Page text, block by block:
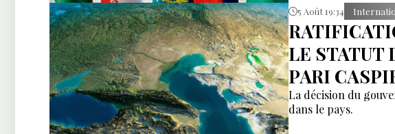
5 Août 19:34
LE STATUT
PARI
La décision du
dans le pays.